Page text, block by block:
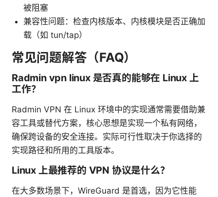
被阻塞
兼容性问题：检查内核版本、内核模块是否正确加
载（如 tun/tap）
常见问题解答（FAQ）
Radmin vpn linux 是否真的能够在 Linux 上
工作？
Radmin VPN 在 Linux 环境中的实现通常需要借助兼
容工具或替代方案，核心思想是实现一个私有网络，
确保跨设备的安全连接。实际可行性取决于你选择的
实现路径和所用的工具版本。
Linux 上最推荐的 VPN 协议是什么？
在大多数场景下，WireGuard 是首选，因为它性能